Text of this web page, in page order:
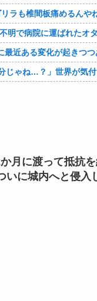
リラも椎間板痛めるんや
最近ある変化が起きつつ
月に渡って抵抗
いに城内へと侵入